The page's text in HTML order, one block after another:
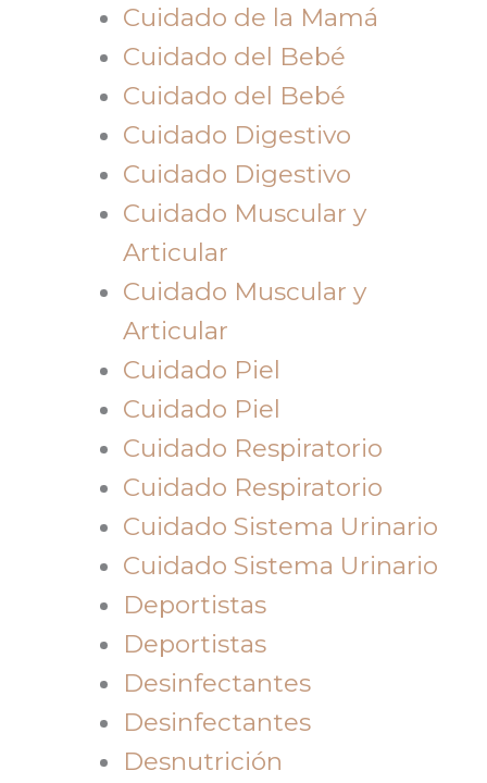
Cuidado de la Mamá
Cuidado del Bebé
Cuidado del Bebé
Cuidado Digestivo
Cuidado Digestivo
Cuidado Muscular y
Articular
Cuidado Muscular y
Articular
Cuidado Piel
Cuidado Piel
Cuidado Respiratorio
Cuidado Respiratorio
Cuidado Sistema Urinario
Cuidado Sistema Urinario
Deportistas
Deportistas
Desinfectantes
Desinfectantes
Desnutrición